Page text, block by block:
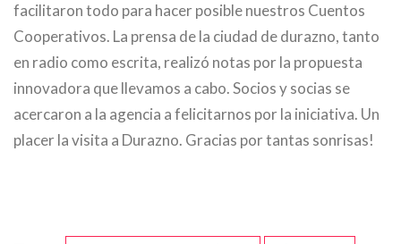
facilitaron todo para hacer posible nuestros Cuentos
Cooperativos. La prensa de la ciudad de durazno, tanto
en radio como escrita, realizó notas por la propuesta
innovadora que llevamos a cabo. Socios y socias se
acercaron a la agencia a felicitarnos por la iniciativa. Un
placer la visita a Durazno. Gracias por tantas sonrisas!